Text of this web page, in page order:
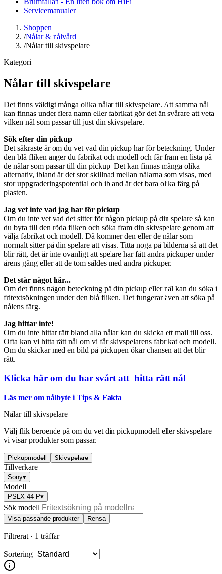
Servicemanualer
Shoppen
/Nålar & nålvård
/Nålar till skivspelare
Kategori
Nålar till skivspelare
Det finns väldigt många olika nålar till skivspelare. Att samma nål
kan finnas under flera namn eller fabrikat gör det än svårare att veta
vilken nål som passar till just din skivspelare.
Sök efter din pickup
Det säkraste är om du vet vad din pickup har för beteckning. Under
den blå fliken anger du fabrikat och modell och får fram en lista på
de nålar som passar till din pickup. Det kan finnas många olika
alternativ, ibland är det stor skillnad mellan nålarna som visas, med
stor uppgraderingspotential och ibland är det bara olika färg på
plasten.
Jag vet inte vad jag har för pickup
Om du inte vet vad det sitter för någon pickup på din spelare så kan
du byta till den röda fliken och söka fram din skivspelare genom att
välja fabrikat och modell. Då kommer den eller de nålar som
normalt sitter på din spelare att visas. Titta noga på bilderna så att det
blir rätt, det är inte ovanligt att spelare har fått andra pickuper under
årens gång eller att de tom såldes med andra pickuper.
Det står något här...
Om det finns någon beteckning på din pickup eller nål kan du söka i
fritextsökningen under den blå fliken. Det fungerar även att söka på
nålens färg.
Jag hittar inte!
Om du inte hittar rätt bland alla nålar kan du skicka ett mail till oss.
Ofta kan vi hitta rätt nål om vi får skivspelarens fabrikat och modell.
Om du skickar med en bild på pickupen ökar chansen att det blir
rätt.
Klicka här om du har svårt att hitta rätt nål
Läs mer om nålbyte i Tips & Fakta
Nålar till skivspelare
Välj flik beroende på om du vet din pickupmodell eller skivspelare –
vi visar produkter som passar.
Pickupmodell Skivspelare
Tillverkare
Sony▾
Modell
PSLX 44 P▾
Sök modell
Visa passande produkter Rensa
Filtrerat · 1 träffar
Sortering